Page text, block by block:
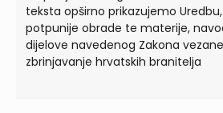
teksta opširno prikazujemo
potpunije obrade te materije,
dijelove navedenog Zakona
zbrinjavanje hrvatskih branitelja